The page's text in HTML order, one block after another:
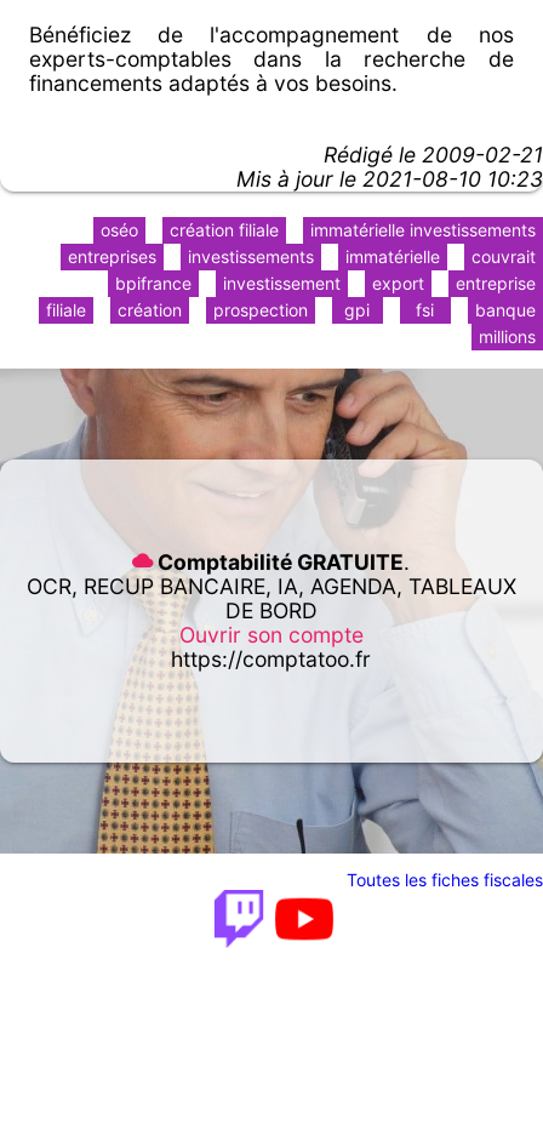
Bénéficiez de l'accompagnement de nos
experts-comptables dans la recherche de
financements adaptés à vos besoins.
Rédigé le 2009-02-21
Mis à jour le 2021-08-10 10:23
immatérielle investissements
création filiale
oséo
couvrait
immatérielle
investissements
entreprises
entreprise
export
investissement
bpifrance
banque
fsi
gpi
prospection
création
filiale
millions
Comptabilité GRATUITE.
OCR, RECUP BANCAIRE, IA, AGENDA, TABLEAUX
DE BORD
Ouvrir son compte
https://comptatoo.fr
Toutes les fiches fiscales